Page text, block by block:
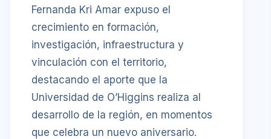
Fernanda Kri Amar expuso el
crecimiento en formación,
investigación, infraestructura y
vinculación con el territorio,
destacando el aporte que la
Universidad de O’Higgins realiza al
desarrollo de la región, en momentos
que celebra un nuevo aniversario.